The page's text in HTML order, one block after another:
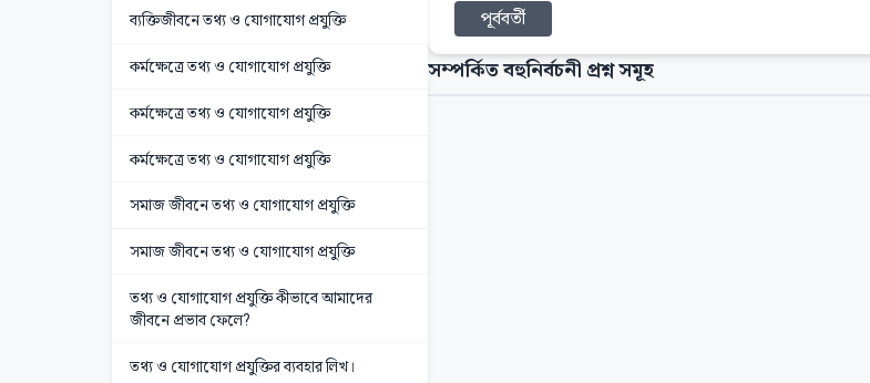
ব্যক্তিজীবনে তথ্য ও যোগাযোগ প্রযুক্তি
কর্মক্ষেত্রে তথ্য ও যোগাযোগ প্রযুক্তি
কর্মক্ষেত্রে তথ্য ও যোগাযোগ প্রযুক্তি
কর্মক্ষেত্রে তথ্য ও যোগাযোগ প্রযুক্তি
সমাজ জীবনে তথ্য ও যোগাযোগ প্রযুক্তি
সমাজ জীবনে তথ্য ও যোগাযোগ প্রযুক্তি
তথ্য ও যোগাযোগ প্রযুক্তি কীভাবে আমাদের
জীবনে প্রভাব ফেলে?
তথ্য ও যোগাযোগ প্রযুক্তির ব্যবহার লিখ।
পূর্ববর্তী
সম্পর্কিত বহুনির্বচনী প্রশ্ন সমূহ